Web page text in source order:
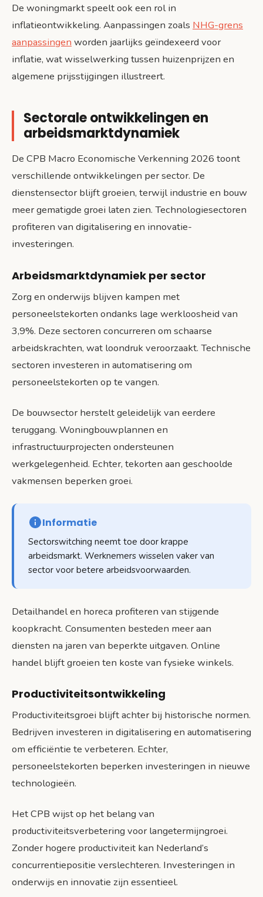
De woningmarkt speelt ook een rol in
inflatieontwikkeling. Aanpassingen zoals NHG-grens
aanpassingen worden jaarlijks geïndexeerd voor
inflatie, wat wisselwerking tussen huizenprijzen en
algemene prijsstijgingen illustreert.
Sectorale ontwikkelingen en
arbeidsmarktdynamiek
De CPB Macro Economische Verkenning 2026 toont
verschillende ontwikkelingen per sector. De
dienstensector blijft groeien, terwijl industrie en bouw
meer gematigde groei laten zien. Technologiesectoren
profiteren van digitalisering en innovatie-
investeringen.
Arbeidsmarktdynamiek per sector
Zorg en onderwijs blijven kampen met
personeelstekorten ondanks lage werkloosheid van
3,9%. Deze sectoren concurreren om schaarse
arbeidskrachten, wat loondruk veroorzaakt. Technische
sectoren investeren in automatisering om
personeelstekorten op te vangen.
De bouwsector herstelt geleidelijk van eerdere
teruggang. Woningbouwplannen en
infrastructuurprojecten ondersteunen
werkgelegenheid. Echter, tekorten aan geschoolde
vakmensen beperken groei.
Informatie
Sectorswitching neemt toe door krappe
arbeidsmarkt. Werknemers wisselen vaker van
sector voor betere arbeidsvoorwaarden.
Detailhandel en horeca profiteren van stijgende
koopkracht. Consumenten besteden meer aan
diensten na jaren van beperkte uitgaven. Online
handel blijft groeien ten koste van fysieke winkels.
Productiviteitsontwikkeling
Productiviteitsgroei blijft achter bij historische normen.
Bedrijven investeren in digitalisering en automatisering
om efficiëntie te verbeteren. Echter,
personeelstekorten beperken investeringen in nieuwe
technologieën.
Het CPB wijst op het belang van
productiviteitsverbetering voor langetermijngroei.
Zonder hogere productiviteit kan Nederland’s
concurrentiepositie verslechteren. Investeringen in
onderwijs en innovatie zijn essentieel.